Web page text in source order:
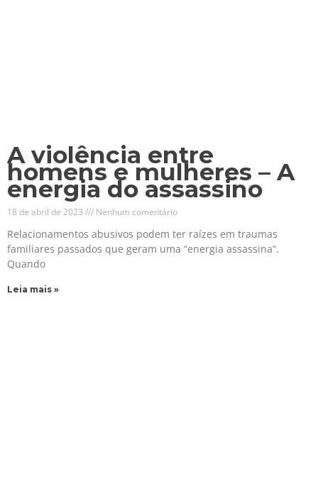
A violência entre
homens e mulheres – A
energia do assassino
18 de abril de 2023 Nenhum comentário
Relacionamentos abusivos podem ter raízes em traumas
familiares passados que geram uma “energia assassina”.
Quando
Leia mais »